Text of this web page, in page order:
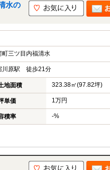
水の
三ツ目内福清水
川原駅 徒歩21分
地面積 323.38㎡(97.82坪)
単価 1万円
積率 -%